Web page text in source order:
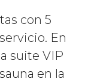
con 5
En
suite VIP
en la